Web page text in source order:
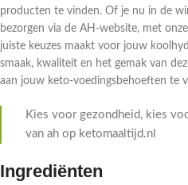
producten te vinden. Of je nu in de
bezorgen via de AH-website, met
juiste keuzes maakt voor jouw
smaak, kwaliteit en het gemak van
aan jouw keto-voedingsbehoeften te
Kies voor gezondheid, kies
van ah op ketomaaltijd.nl
Ingrediënten